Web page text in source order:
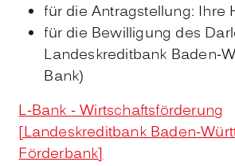
für die Antragstellung: Ihre
für die Bewilligung des
Landeskreditbank Baden-
Bank)
L-Bank - Wirtschaftsförderung
[Landeskreditbank Baden-
Förderbank]